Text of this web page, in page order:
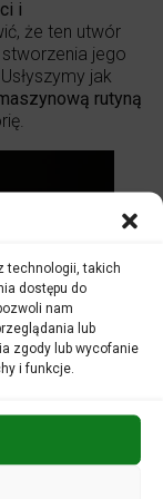
technologii, takich
dostępu do
nam
lub
zgody lub wycofanie
i funkcje.
i
że ten utwór
jego
jak
rutyną